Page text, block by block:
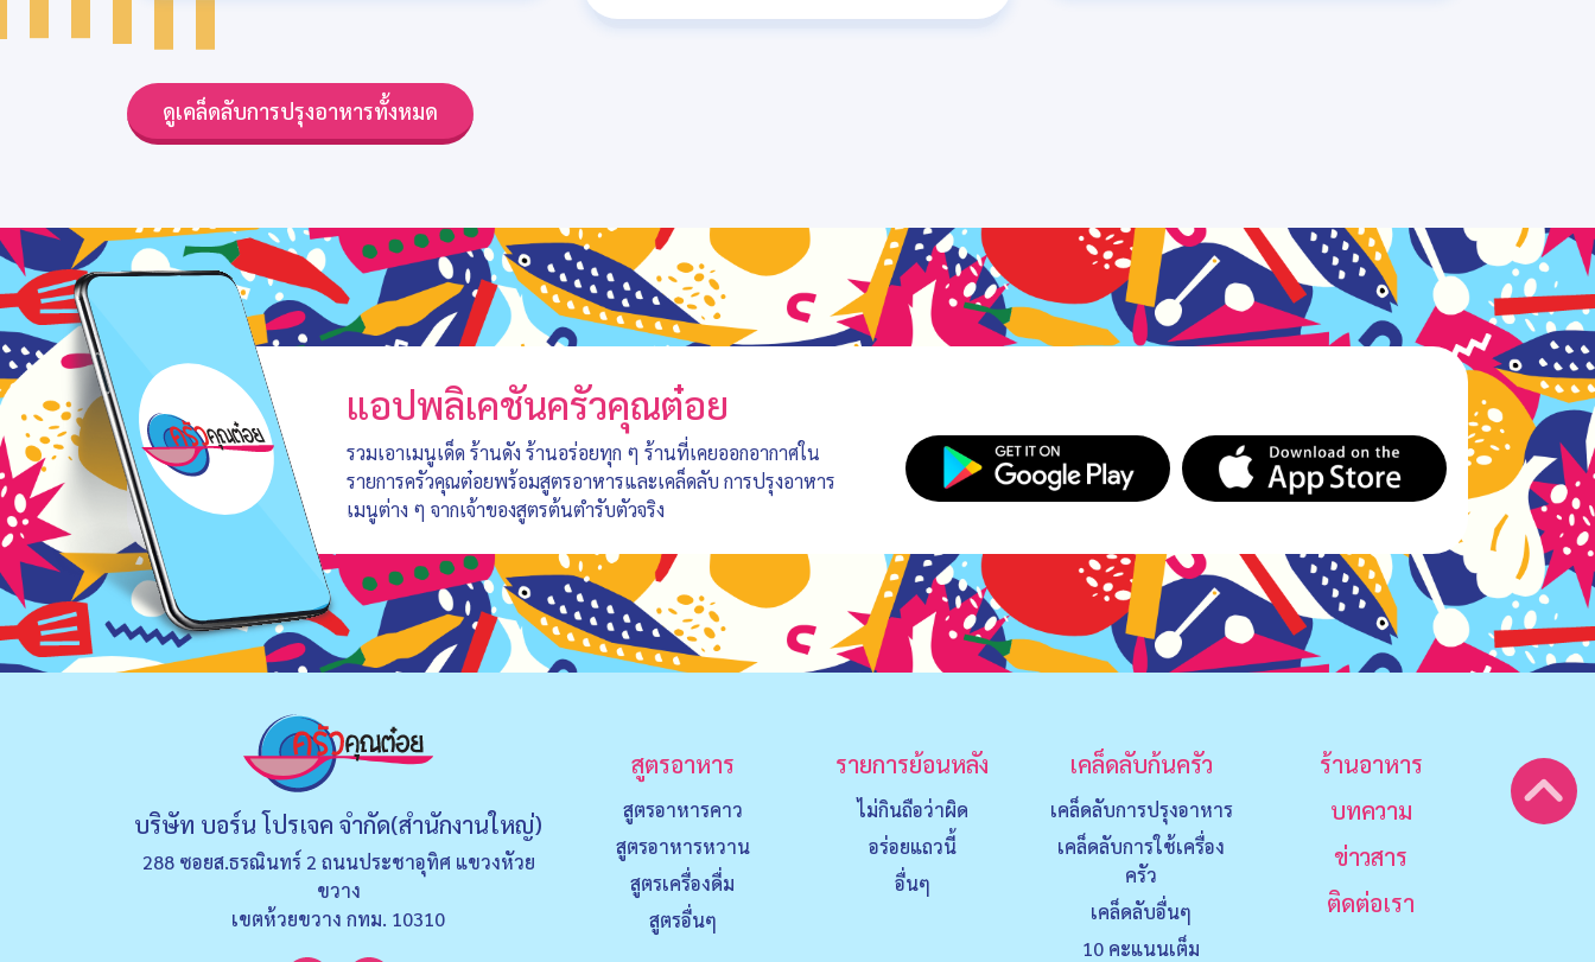
ดูเคล็ดลับการปรุงอาหารทั้งหมด
แอปพลิเคชันครัวคุณต๋อย
รวมเอาเมนูเด็ด ร้านดัง ร้านอร่อยทุก ๆ ร้านที่เคยออกอากาศใน
รายการครัวคุณต๋อยพร้อมสูตรอาหารและเคล็ดลับ การปรุงอาหาร
เมนูต่าง ๆ จากเจ้าของสูตรต้นตำรับตัวจริง
บริษัท บอร์น โปรเจค จำกัด(สำนักงานใหญ่)
288 ซอยส.ธรณินทร์ 2 ถนนประชาอุทิศ แขวงหัวย
ขวาง
เขตห้วยขวาง กทม. 10310
สูตรอาหาร
สูตรอาหารคาว
สูตรอาหารหวาน
สูตรเครื่องดื่ม
สูตรอื่นๆ
รายการย้อนหลัง
ไม่กินถือว่าผิด
อร่อยแถวนี้
อื่นๆ
เคล็ดลับก้นครัว
เคล็ดลับการปรุงอาหาร
เคล็ดลับการใช้เครื่อง
ครัว
เคล็ดลับอื่นๆ
10 คะแนนเต็ม
ร้านอาหาร
บทความ
ข่าวสาร
ติดต่อเรา